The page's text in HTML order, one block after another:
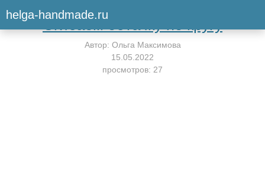
helga-handmade.ruВернуться к мастер-классу
Сгибаем обтачку по кругу
Автор: Ольга Максимова
15.05.2022
просмотров: 27